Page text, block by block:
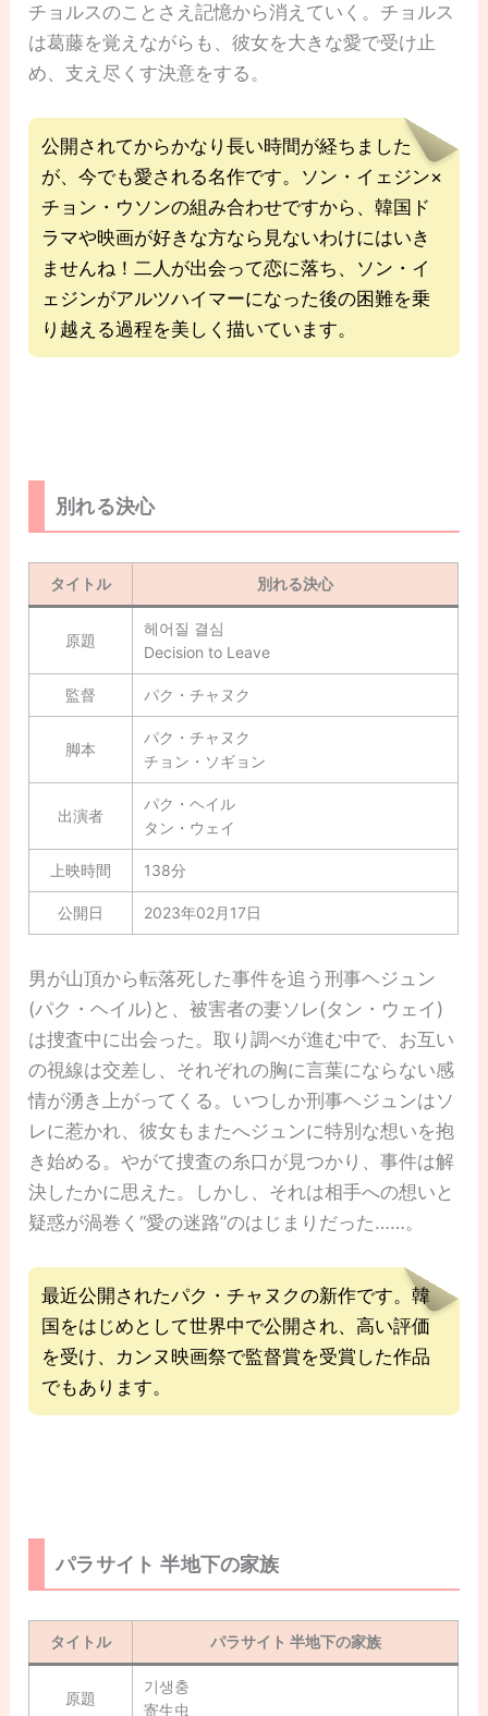
チョルスのことさえ記憶から消えていく。チョルス
は葛藤を覚えながらも、彼女を大きな愛で受け止
め、支え尽くす決意をする。
公開されてからかなり長い時間が経ちました
が、今でも愛される名作です。ソン・イェジン×
チョン・ウソンの組み合わせですから、韓国ド
ラマや映画が好きな方なら見ないわけにはいき
ませんね！二人が出会って恋に落ち、ソン・イ
ェジンがアルツハイマーになった後の困難を乗
り越える過程を美しく描いています。
別れる決心
タイトル 別れる決心
原題
헤어질 결심
Decision to Leave
監督 パク・チャヌク
脚本
パク・チャヌク
チョン・ソギョン
出演者
パク・ヘイル
タン・ウェイ
上映時間 138分
公開日 2023年02月17日
男が山頂から転落死した事件を追う刑事ヘジュン
(パク・ヘイル)と、被害者の妻ソレ(タン・ウェイ)
は捜査中に出会った。取り調べが進む中で、お互い
の視線は交差し、それぞれの胸に言葉にならない感
情が湧き上がってくる。いつしか刑事ヘジュンはソ
レに惹かれ、彼女もまたへジュンに特別な想いを抱
き始める。やがて捜査の糸口が見つかり、事件は解
決したかに思えた。しかし、それは相手への想いと
疑惑が渦巻く“愛の迷路”のはじまりだった……。
最近公開されたパク・チャヌクの新作です。韓
国をはじめとして世界中で公開され、高い評価
を受け、カンヌ映画祭で監督賞を受賞した作品
でもあります。
パラサイト 半地下の家族
タイトル パラサイト 半地下の家族
原題
기생충
寄生虫